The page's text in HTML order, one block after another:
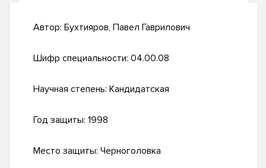
Автор: Бухтияров, Павел Гаврилович
Шифр специальности: 04.00.08
Научная степень: Кандидатская
Год защиты: 1998
Место защиты: Черноголовка